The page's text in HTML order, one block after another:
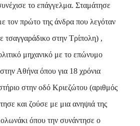
το επάγγελμα. Σταμάτησε
τον πρώτο της άνδρα που λεγόταν
τσαγγαράδικο στην Τρίπολη) ,
μηχανικό με το επώνυμο
Αθήνα όπου για 18 χρόνια
στην οδό Κριεζώτου (αριθμός
και ζούσε με μια ανηψιά της
όπου την συνάντησε ο